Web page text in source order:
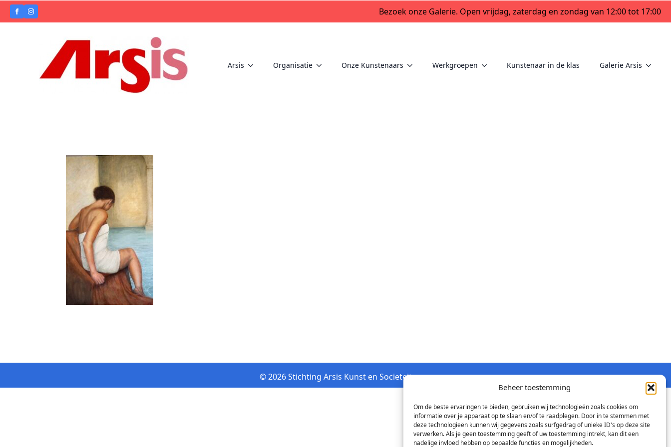
Beheer toestemming
Om de beste ervaringen te bieden, gebruiken wij technologieën zoals cookies om
informatie over je apparaat op te slaan en/of te raadplegen. Door in te stemmen met
deze technologieën kunnen wij gegevens zoals surfgedrag of unieke ID's op deze site
verwerken. Als je geen toestemming geeft of uw toestemming intrekt, kan dit een
nadelige invloed hebben op bepaalde functies en mogelijkheden.
Bezoek onze Galerie. Open vrijdag, zaterdag en zondag van 12:00 tot 17:00
Arsis Organisatie Onze Kunstenaars Werkgroepen Kunstenaar in de klas Galerie Arsis
© 2026 Stichting Arsis Kunst en Societeit